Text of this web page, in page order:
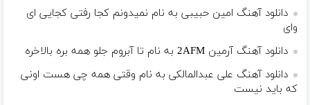
دانلود آهنگ امین حبیبی به نام نمیدونم کجا رفتی کجایی ای
وای
دانلود آهنگ آرمین 2AFM به نام تا آبروم جلو همه بره بالاخره
دانلود آهنگ علی عبدالمالکی به نام وقتی همه چی هست اونی
که باید نیست